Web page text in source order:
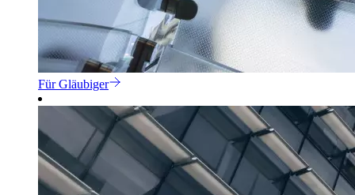
Für Gläubiger